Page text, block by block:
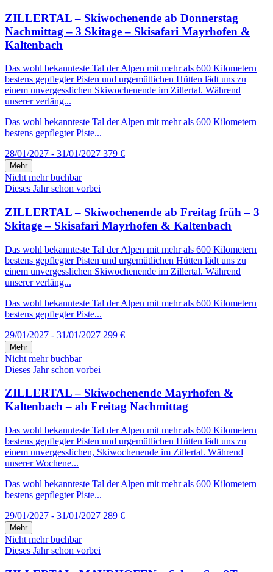
ZILLERTAL – Skiwochenende ab Donnerstag
Nachmittag – 3 Skitage – Skisafari Mayrhofen &
Kaltenbach
Das wohl bekannteste Tal der Alpen mit mehr als 600 Kilometern
bestens gepflegter Pisten und urgemütlichen Hütten lädt uns zu
einem unvergesslichen Skiwochenende im Zillertal. Während
unserer verläng...
Das wohl bekannteste Tal der Alpen mit mehr als 600 Kilometern
bestens gepflegter Piste...
28/01/2027 - 31/01/2027 379 €
Mehr
Nicht mehr buchbar
Dieses Jahr schon vorbei
ZILLERTAL – Skiwochenende ab Freitag früh – 3
Skitage – Skisafari Mayrhofen & Kaltenbach
Das wohl bekannteste Tal der Alpen mit mehr als 600 Kilometern
bestens gepflegter Pisten und urgemütlichen Hütten lädt uns zu
einem unvergesslichen Skiwochenende im Zillertal. Während
unserer verläng...
Das wohl bekannteste Tal der Alpen mit mehr als 600 Kilometern
bestens gepflegter Piste...
29/01/2027 - 31/01/2027 299 €
Mehr
Nicht mehr buchbar
Dieses Jahr schon vorbei
ZILLERTAL – Skiwochenende Mayrhofen &
Kaltenbach – ab Freitag Nachmittag
Das wohl bekannteste Tal der Alpen mit mehr als 600 Kilometern
bestens gepflegter Pisten und urgemütlichen Hütten lädt uns zu
einem unvergesslichen, Skiwochenende im Zillertal. Während
unserer Wochene...
Das wohl bekannteste Tal der Alpen mit mehr als 600 Kilometern
bestens gepflegter Piste...
29/01/2027 - 31/01/2027 289 €
Mehr
Nicht mehr buchbar
Dieses Jahr schon vorbei